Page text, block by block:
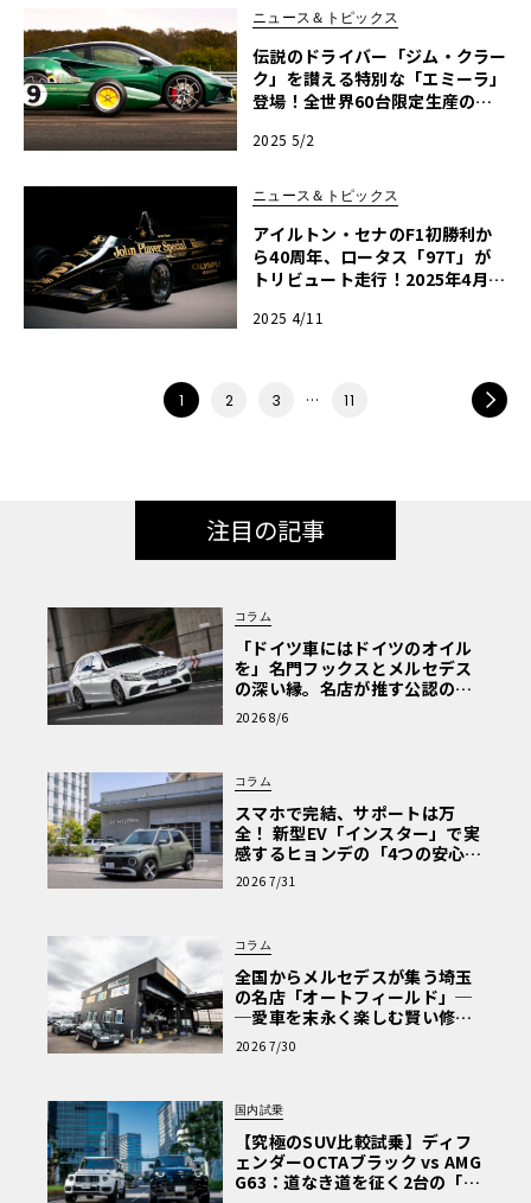
ニュース＆トピックス
伝説のドライバー「ジム・クラー
ク」を讃える特別な「エミーラ」
登場！全世界60台限定生産の超
2025 5/2
ニュース＆トピックス
アイルトン・セナのF1初勝利か
ら40周年、ロータス「97T」が
トリビュート走行！2025年4月2
て
2025 4/11
1 2 3 … 11
注目の記事
コラム
「ドイツ車にはドイツのオイル
を」名門フックスとメルセデス
の深い縁。名店が推す公認の安
心と、Cクラスで味わうシルキー
な走り〈PR〉
2026 8/6
コラム
スマホで完結、サポートは万
全！ 新型EV「インスター」で実
感するヒョンデの「4つの安心」
【第1回・ヒョンデ6つの疑問：
Why? Hyundai?】〈PR〉
2026 7/31
コラム
全国からメルセデスが集う埼玉
の名店「オートフィールド」─
─愛車を末永く楽しむ賢い修理
術と、プロがフックス製オイル
を選ぶ理由〈PR〉
2026 7/30
国内試乗
【究極のSUV比較試乗】ディフ
ェンダーOCTAブラック vs AMG
G63：道なき道を征く2台の「対